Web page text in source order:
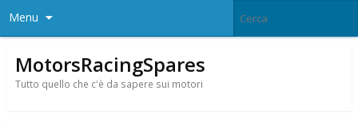
Menu
MotorsRacingSpares
Tutto quello che c'è da sapere sui motori